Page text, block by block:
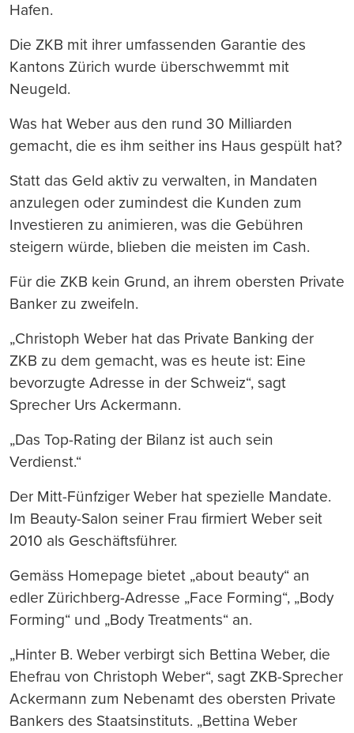
Hafen.
Die ZKB mit ihrer umfassenden Garantie des
Kantons Zürich wurde überschwemmt mit
Neugeld.
Was hat Weber aus den rund 30 Milliarden
gemacht, die es ihm seither ins Haus gespült hat?
Statt das Geld aktiv zu verwalten, in Mandaten
anzulegen oder zumindest die Kunden zum
Investieren zu animieren, was die Gebühren
steigern würde, blieben die meisten im Cash.
Für die ZKB kein Grund, an ihrem obersten Private
Banker zu zweifeln.
„Christoph Weber hat das Private Banking der
ZKB zu dem gemacht, was es heute ist: Eine
bevorzugte Adresse in der Schweiz“, sagt
Sprecher Urs Ackermann.
„Das Top-Rating der Bilanz ist auch sein
Verdienst.“
Der Mitt-Fünfziger Weber hat spezielle Mandate.
Im Beauty-Salon seiner Frau firmiert Weber seit
2010 als Geschäftsführer.
Gemäss Homepage bietet „about beauty“ an
edler Zürichberg-Adresse „Face Forming“, „Body
Forming“ und „Body Treatments“ an.
„Hinter B. Weber verbirgt sich Bettina Weber, die
Ehefrau von Christoph Weber“, sagt ZKB-Sprecher
Ackermann zum Nebenamt des obersten Private
Bankers des Staatsinstituts. „Bettina Weber